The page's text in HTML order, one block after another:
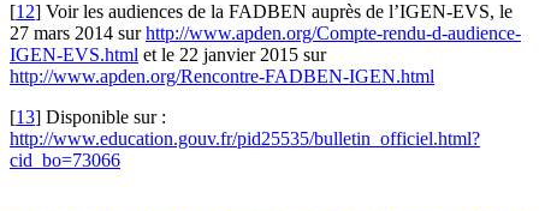
[12] Voir les audiences de la FADBEN auprès de l’IGEN-EVS, le
27 mars 2014 surhttp://www.apden.org/Compte-rendu-d-audience-
IGEN-EVS.html et le 22 janvier 2015 sur
http://www.apden.org/Rencontre-FADBEN-IGEN.html
[13] Disponible sur :
http://www.education.gouv.fr/pid25535/bulletin_officiel.html?
cid_bo=73066